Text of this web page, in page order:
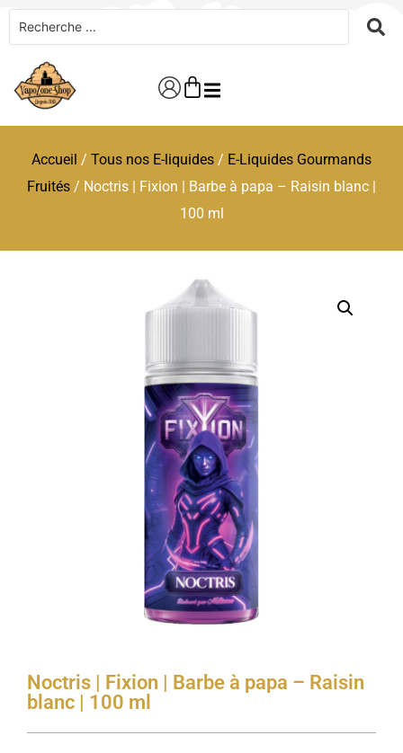
Accueil / Tous nos E-liquides / E-Liquides Gourmands
Fruités / Noctris | Fixion | Barbe à papa – Raisin blanc |
100 ml
Noctris | Fixion | Barbe à papa – Raisin
blanc | 100 ml